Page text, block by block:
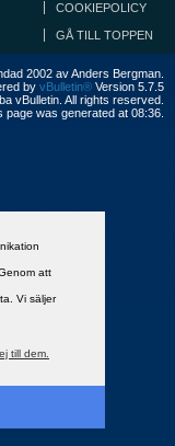
att
Vi säljer
till dem.
COOKIEPOLICY
GÅ TILL TOPPEN
2002 av Anders Bergman.
by vBulletin® Version 5.7.5
vBulletin. All rights reserved.
page was generated at 08:36.